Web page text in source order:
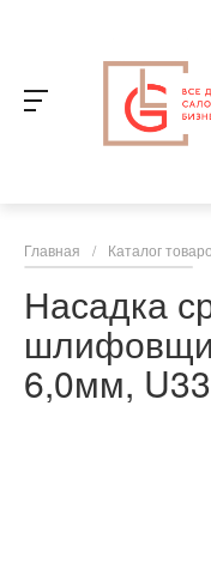
Главная / Каталог
Насадка
6,0мм,